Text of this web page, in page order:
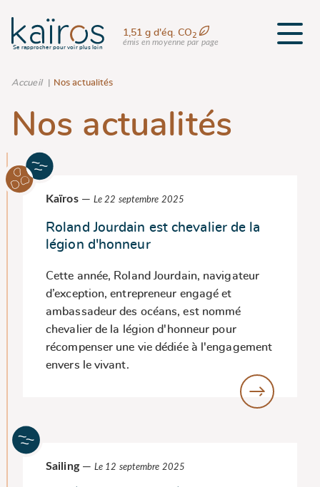
Se rapprocher pour voir plus loin
1,51 g d'éq. CO2
émis en moyenne par page
Accueil Nos actualités
Nos actualités
Kaïros— Le 22 septembre 2025
Roland Jourdain est chevalier de la
légion d'honneur
Cette année, Roland Jourdain, navigateur
d’exception, entrepreneur engagé et
ambassadeur des océans, est nommé
chevalier de la légion d'honneur pour
récompenser une vie dédiée à l'engagement
envers le vivant.
Sailing—Le 12 septembre 2025